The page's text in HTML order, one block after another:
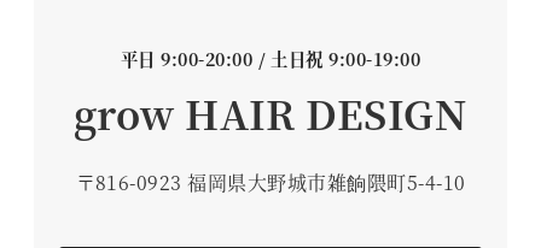
平日 9:00-20:00 / 土日祝 9:00-19:00
grow HAIR DESIGN
〒816-0923 福岡県大野城市雑餉隈町5-4-10